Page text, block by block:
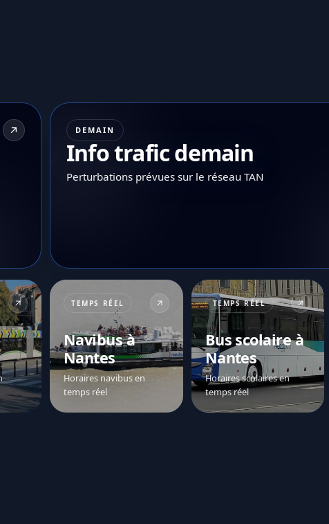
DEMAIN
Info trafic demain
Perturbations prévues sur le réseau TAN
TEMPS RÉEL
Navibus à
Nantes
Horaires navibus en
temps réel
TEMPS RÉEL
Bus scolaire à
Nantes
Horaires scolaires en
temps réel